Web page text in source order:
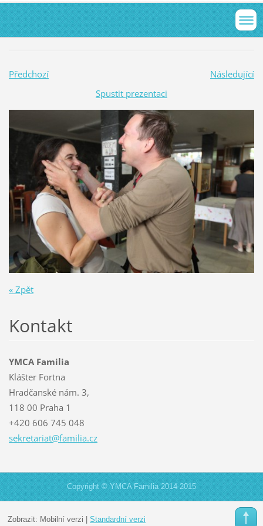
Předchozí
Následující
Spustit prezentaci
« Zpět
Kontakt
YMCA Familia
Klášter Fortna
Hradčanské nám. 3,
118 00 Praha 1
+420 606 745 048
sekretariat@familia.cz
Copyright © YMCA Familia 2014-2015
Zobrazit: Mobilní verzi | Standardní verzi